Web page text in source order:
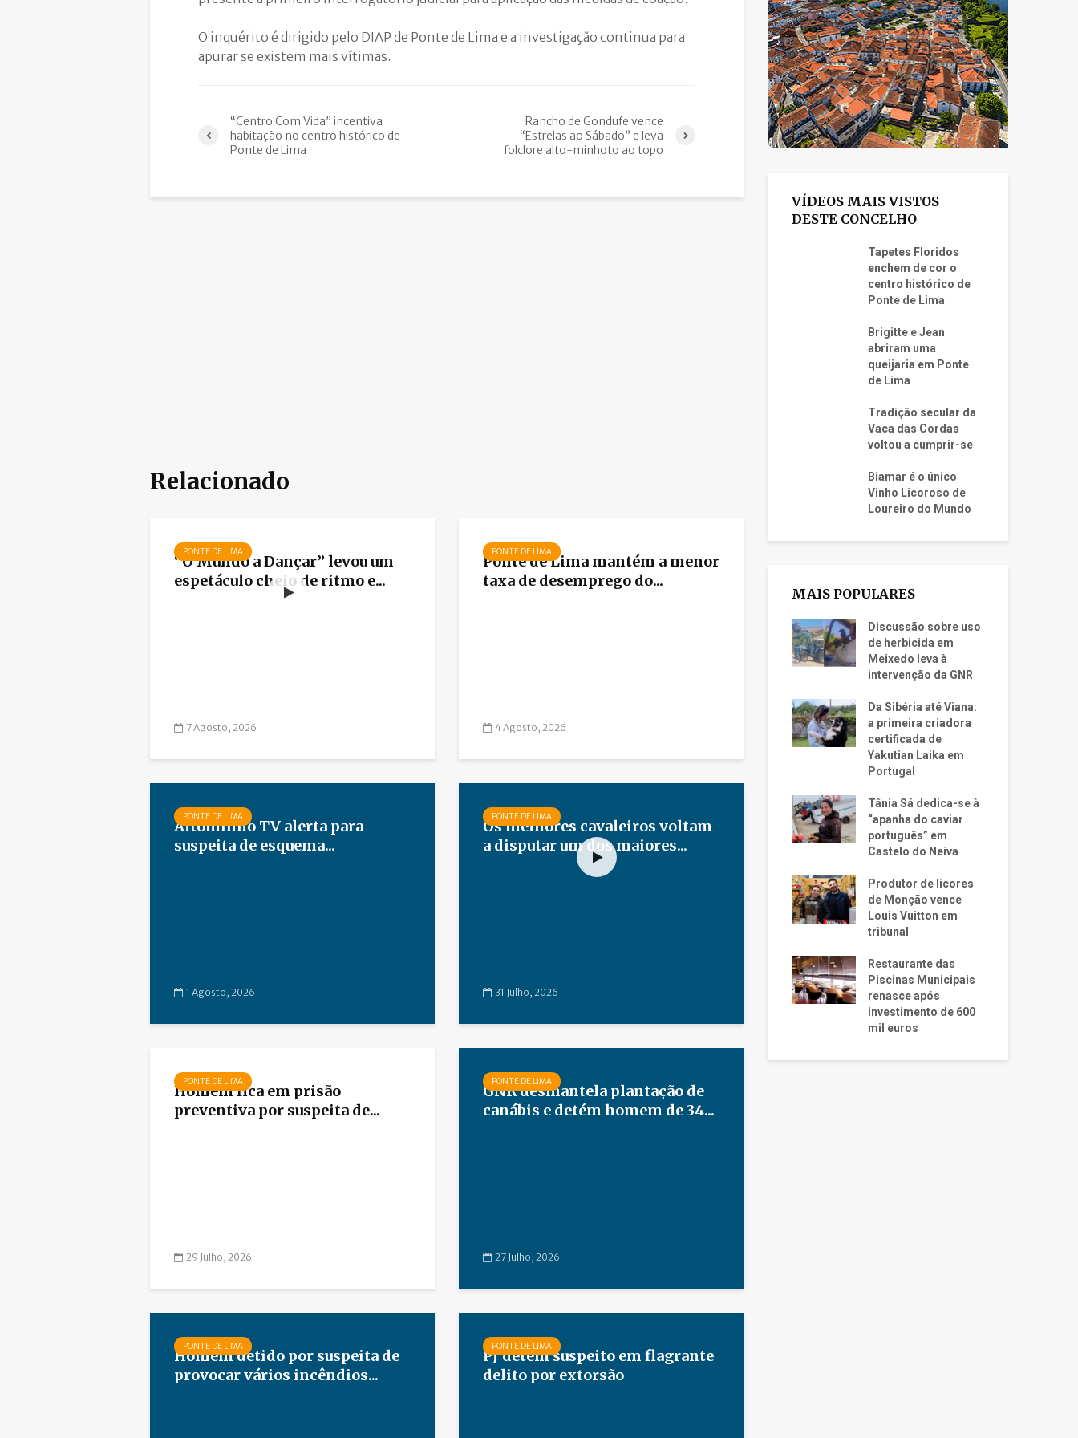
O inquérito é dirigido pelo DIAP de Ponte de Lima e a investigação continua para
apurar se existem mais vítimas.
“Centro Com Vida” incentiva
habitação no centro histórico de
Ponte de Lima
Rancho de Gondufe vence
“Estrelas ao Sábado” e leva
folclore alto-minhoto ao topo
Relacionado
PONTE DE LIMA
“O Mundo a Dançar” levou um
espetáculo cheio de ritmo e...
7 Agosto, 2026
PONTE DE LIMA
Ponte de Lima mantém a menor
taxa de desemprego do...
4 Agosto, 2026
PONTE DE LIMA
Altominho TV alerta para
suspeita de esquema...
1 Agosto, 2026
PONTE DE LIMA
Os melhores cavaleiros voltam
a disputar um dos maiores...
31 Julho, 2026
PONTE DE LIMA
Homem fica em prisão
preventiva por suspeita de...
29 Julho, 2026
PONTE DE LIMA
GNR desmantela plantação de
canábis e detém homem de 34...
27 Julho, 2026
PONTE DE LIMA
Homem detido por suspeita de
provocar vários incêndios...
PONTE DE LIMA
PJ detém suspeito em flagrante
delito por extorsão
VÍDEOS MAIS VISTOS
DESTE CONCELHO
Tapetes Floridos
enchem de cor o
centro histórico de
Ponte de Lima
Brigitte e Jean
abriram uma
queijaria em Ponte
de Lima
Tradição secular da
Vaca das Cordas
voltou a cumprir-se
Biamar é o único
Vinho Licoroso de
Loureiro do Mundo
MAIS POPULARES
Discussão sobre uso
de herbicida em
Meixedo leva à
intervenção da GNR
Da Sibéria até Viana:
a primeira criadora
certificada de
Yakutian Laika em
Portugal
Tânia Sá dedica-se à
“apanha do caviar
português” em
Castelo do Neiva
Produtor de licores
de Monção vence
Louis Vuitton em
tribunal
Restaurante das
Piscinas Municipais
renasce após
investimento de 600
mil euros